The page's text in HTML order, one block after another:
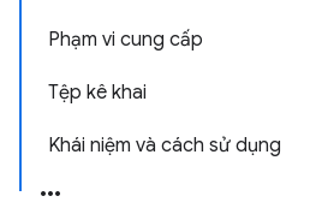
Phạm vi cung cấp
Tệp kê khai
Khái niệm và cách sử dụng